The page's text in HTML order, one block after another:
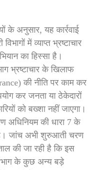
के अनुसार, यह कार्रवाई
में व्याप्त भ्रष्टाचार
का हिस्सा है।
भ्रष्टाचार के खिलाफ
की नीति पर काम कर
कर जनता या ठेकेदारों
को बख्शा नहीं जाएगा।
अधिनियम की धारा 7 के
जांच अभी शुरुआती चरण
की जा रही है कि इस
के कुछ अन्य बड़े